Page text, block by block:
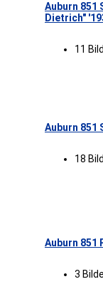
Auburn 851
Dietrich"
11
Auburn 851
18
Auburn 851
3